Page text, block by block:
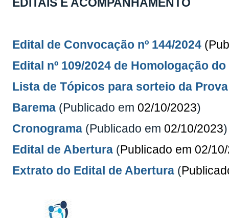
EDITAIS E ACOMPANHAMENTO
Edital de Convocação nº 144/2024
Edital nº 109/2024 de Homologação
Lista de Tópicos para sorteio da
Barema (Publicado em 02/10/2023)
Cronograma (Publicado em 02/10/2023
Edital de Abertura (Publicado em 02/
Extrato do Edital de Abertura (